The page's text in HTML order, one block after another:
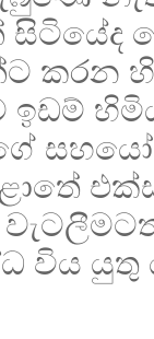
සිටියේද
කරන
ඉඩම්
විය යුතු